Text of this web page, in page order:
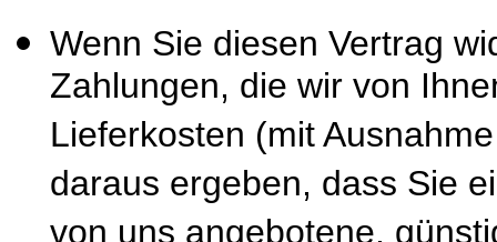
Wenn Sie diesen Vertrag
Zahlungen, die wir von
Lieferkosten (mit
daraus ergeben, dass Sie